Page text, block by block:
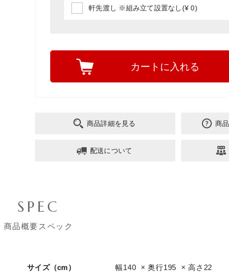
軒先渡し ※組み立て設置なし(¥ 0)
カートに入れる
商品詳細を見る 商
配送について
SPEC
商品概要スペック
サイズ（cm） 幅140 × 奥行195 × 高さ22